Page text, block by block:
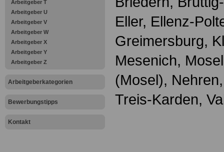
Arbeitgeber T
Arbeitgeber U
Arbeitgeber V
Arbeitgeber W
Arbeitgeber X
Arbeitgeber Y
Arbeitgeber Z
Arbeitgeberkategorien
Bewerbungstipps
Kontakt
Eller, Ellenz-
Greimersburg,
Mesenich,
(Mosel),
Treis-Karden,